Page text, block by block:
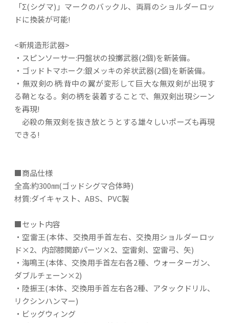
「Σ(シグマ)」マークのバックル、両肩のショルダーロッ
ドに換装が可能!
<新規造形武器>
・スピンソーサー:円盤状の投擲武器(2個)を新装備。
・ゴッドトマホーク:銀メッキの斧状武器(2個)を新装備。
・無双剣の柄:背中の翼が変形して巨大な無双剣が出現す
る鞘となる。剣の柄を装着することで、無双剣出現シーン
を再現!
必殺の無双剣を抜き放とうとする雄々しいポーズも再現
できる!
■商品仕様
全高:約300㎜(ゴッドシグマ合体時)
材質:ダイキャスト、ABS、PVC製
■セット内容
・空雷王(本体、交換用手首左右、交換用ショルダーロッ
ド×2、内部膝関節パーツ×2、空雷剣、空雷弓、矢)
・海鳴王(本体、交換用手首左右各2種、ウォーターガン、
ダブルチェーン×2)
・陸振王(本体、交換用手首左右各2種、アタックドリル、
リクシンハンマー)
・ビッグウィング